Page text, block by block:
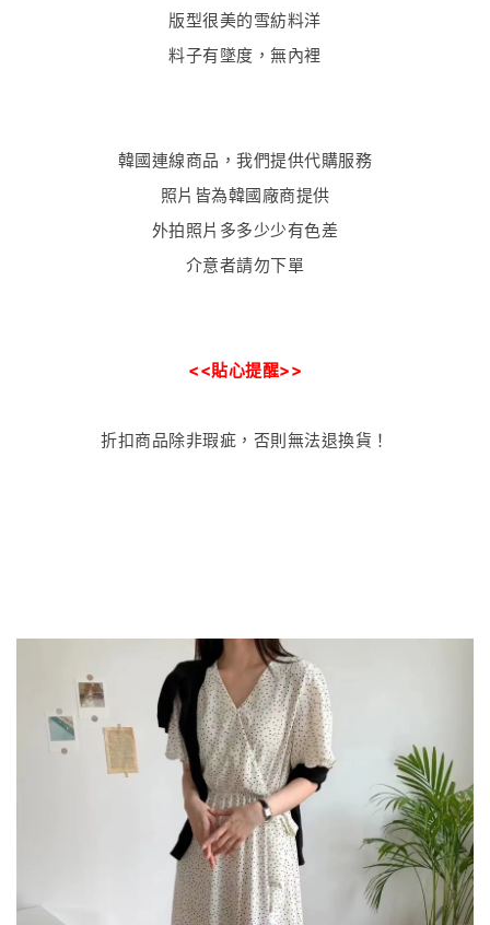
版型很美的雪紡料洋
料子有墜度，無內裡
韓國連線商品，我們提供代購服務
照片皆為韓國廠商提供
外拍照片多多少少有色差
介意者請勿下單
<<貼心提醒>>
折扣商品除非瑕疵，否則無法退換貨！